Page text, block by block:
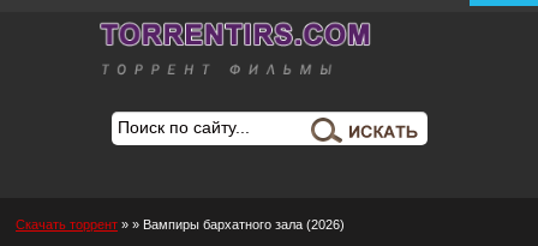
Скачать торрент » » Вампиры бархатного зала (2026)